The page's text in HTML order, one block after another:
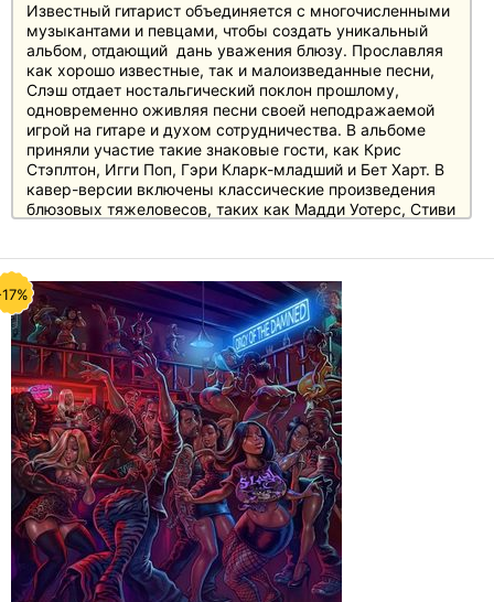
Известный гитарист объединяется с многочисленными
музыкантами и певцами, чтобы создать уникальный
альбом, отдающий дань уважения блюзу. Прославляя
как хорошо известные, так и малоизведанные песни,
Слэш отдает ностальгический поклон прошлому,
одновременно оживляя песни своей неподражаемой
игрой на гитаре и духом сотрудничества. В альбоме
приняли участие такие знаковые гости, как Крис
Стэплтон, Игги Поп, Гэри Кларк-младший и Бет Харт. В
кавер-версии включены классические произведения
блюзовых тяжеловесов, таких как Мадди Уотерс, Стиви